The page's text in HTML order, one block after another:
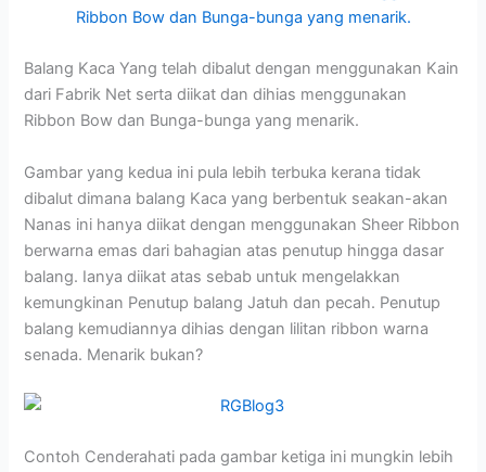
Balang Kaca Yang telah dibalut dengan menggunakan Kain
dari Fabrik Net serta diikat dan dihias menggunakan
Ribbon Bow dan Bunga-bunga yang menarik.
Gambar yang kedua ini pula lebih terbuka kerana tidak
dibalut dimana balang Kaca yang berbentuk seakan-akan
Nanas ini hanya diikat dengan menggunakan Sheer Ribbon
berwarna emas dari bahagian atas penutup hingga dasar
balang. Ianya diikat atas sebab untuk mengelakkan
kemungkinan Penutup balang Jatuh dan pecah. Penutup
balang kemudiannya dihias dengan lilitan ribbon warna
senada. Menarik bukan?
Contoh Cenderahati pada gambar ketiga ini mungkin lebih